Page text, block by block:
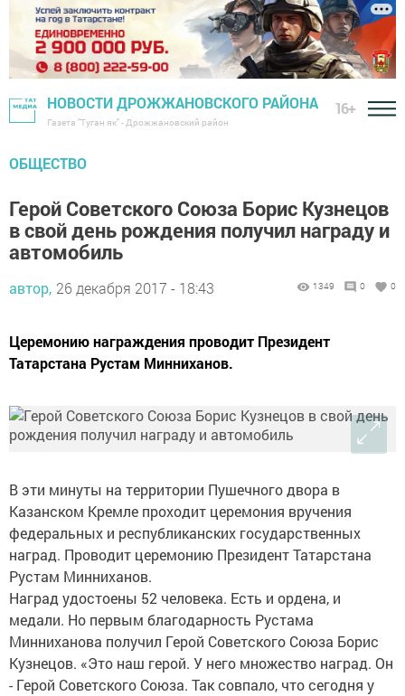
НОВОСТИ ДРОЖЖАНОВСКОГО РАЙОНА
Газета "Туган як" - Дрожжановский район
16+
ОБЩЕСТВО
Герой Советского Союза Борис Кузнецов
в свой день рождения получил награду и
автомобиль
автор, 26 декабря 2017 - 18:43 1349 0 0
Церемонию награждения проводит Президент
Татарстана Рустам Минниханов.
В эти минуты на территории Пушечного двора в
Казанском Кремле проходит церемония вручения
федеральных и республиканских государственных
наград. Проводит церемонию Президент Татарстана
Рустам Минниханов.
Наград удостоены 52 человека. Есть и ордена, и
медали. Но первым благодарность Рустама
Минниханова получил Герой Советского Союза Борис
Кузнецов. «Это наш герой. У него множество наград. Он
- Герой Советского Союза. Так совпало, что сегодня у